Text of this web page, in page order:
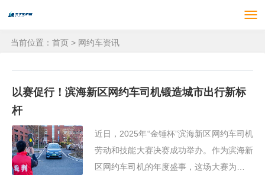
当前位置： 首页 > 网约车资讯
以赛促行！滨海新区网约车司机锻造城市出行新标
杆
近日，2025年“金锤杯”滨海新区网约车司机
劳动和技能大赛决赛成功举办。作为滨海新
区网约车司机的年度盛事，这场大赛为新就